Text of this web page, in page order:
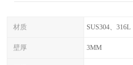
材质 SUS304、316L
壁厚 3MM